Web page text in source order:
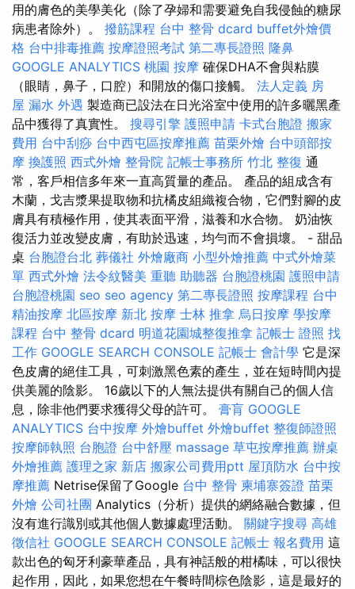
用的膚色的美學美化（除了孕婦和需要避免自我侵蝕的糖尿
病患者除外）。 撥筋課程 台中 整骨 dcard buffet外燴價
格 台中排毒推薦 按摩證照考試 第二專長證照 隆鼻
GOOGLE ANALYTICS 桃園 按摩 確保DHA不會與粘膜
（眼睛，鼻子，口腔）和開放的傷口接觸。 法人定義 房
屋 漏水 外遇 製造商已設法在日光浴室中使用的許多曬黑產
品中獲得了真實性。 搜尋引擎 護照申請 卡式台胞證 搬家
費用 台中刮痧 台中西屯區按摩推薦 苗栗外燴 台中頭部按
摩 換護照 西式外燴 整骨院 記帳士事務所 竹北 整復 通
常，客戶相信多年來一直高質量的產品。 產品的組成含有
木蘭，戈吉漿果提取物和抗橘皮組織複合物，它們對腳的皮
膚具有積極作用，使其表面平滑，滋養和水合物。 奶油恢
復活力並改變皮膚，有助於迅速，均勻而不會損壞。 - 甜品
桌 台胞證台北 葬儀社 外燴廠商 小型外燴推薦 中式外燴菜
單 西式外燴 法令紋醫美 重聽 助聽器 台胞證桃園 護照申請
台胞證桃園 seo seo agency 第二專長證照 按摩課程 台中
精油按摩 北區按摩 新北 按摩 士林 推拿 烏日按摩 學按摩
課程 台中 整骨 dcard 明道花園城整復推拿 記帳士 證照 找
工作 GOOGLE SEARCH CONSOLE 記帳士 會計學 它是深
色皮膚的絕佳工具，可刺激黑色素的產生，並在短時間內提
供美麗的陰影。 16歲以下的人無法提供有關自己的個人信
息，除非他們要求獲得父母的許可。 膏肓 GOOGLE
ANALYTICS 台中按摩 外燴buffet 外燴buffet 整復師證照
按摩師執照 台胞證 台中舒壓 massage 草屯按摩推薦 辦桌
外燴推薦 護理之家 新店 搬家公司費用ptt 屋頂防水 台中按
摩推薦 Netrise保留了Google 台中 整骨 柬埔寨簽證 苗栗
外燴 公司社團 Analytics（分析）提供的網絡融合數據，但
沒有進行識別或其他個人數據處理活動。 關鍵字搜尋 高雄
徵信社 GOOGLE SEARCH CONSOLE 記帳士 報名費用 這
款出色的匈牙利豪華產品，具有神話般的柑橘味，可以很快
起作用，因此，如果您想在午餐時間棕色陰影，這是最好的